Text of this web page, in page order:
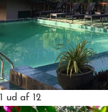
1 ud af 12